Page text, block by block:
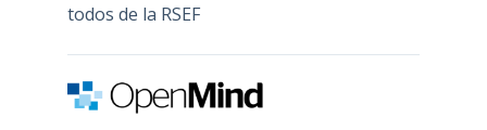
todos de la RSEF